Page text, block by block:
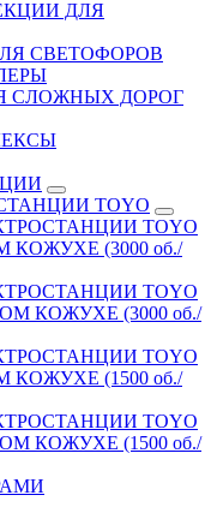
ДЛЯ
СВЕТОФОРОВ
СЛОЖНЫХ ДОРОГ
TOYO
TOYO
(3000 об./
TOYO
КОЖУХЕ (3000 об./
TOYO
(1500 об./
TOYO
КОЖУХЕ (1500 об./